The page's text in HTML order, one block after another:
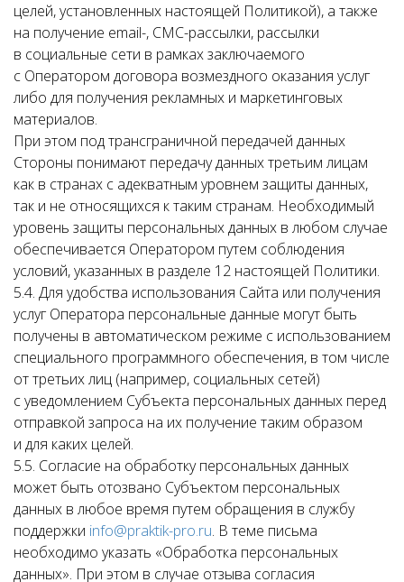
целей, установленных настоящей Политикой), а также
на получение email-, СМС-рассылки, рассылки
в социальные сети в рамках заключаемого
с Оператором договора возмездного оказания услуг
либо для получения рекламных и маркетинговых
материалов.
При этом под трансграничной передачей данных
Стороны понимают передачу данных третьим лицам
как в странах с адекватным уровнем защиты данных,
так и не относящихся к таким странам. Необходимый
уровень защиты персональных данных в любом случае
обеспечивается Оператором путем соблюдения
условий, указанных в разделе 12 настоящей Политики.
5.4. Для удобства использования Сайта или получения
услуг Оператора персональные данные могут быть
получены в автоматическом режиме с использованием
специального программного обеспечения, в том числе
от третьих лиц (например, социальных сетей)
с уведомлением Субъекта персональных данных перед
отправкой запроса на их получение таким образом
и для каких целей.
5.5. Согласие на обработку персональных данных
может быть отозвано Субъектом персональных
данных в любое время путем обращения в службу
поддержки info@praktik-pro.ru. В теме письма
необходимо указать «Обработка персональных
данных». При этом в случае отзыва согласия